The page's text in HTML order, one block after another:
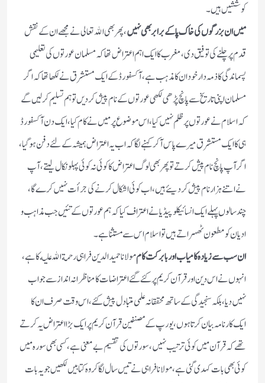
كوششيں ہيں۔
ميں ان بزرگوں كى خاك پا كے برابر بهى نہيں، پهر بهى الله تعالى نے مجهے ان كے نقش
قدم پر چلنے كى توفیق دى، مغرب كا ايك اہم اعتراض تها كہ مسلمان عورتوں كى تعلیمی
پسماندگى كا ذمہ دار خود ان كا مذہب ہے، آكسفورڈ كے ايك مستشرق نے لكها تها كہ اگر
مسلمان اپنى تاريخ سے پانچ پڑهى لکھی عورتوں كے نام پيش كر ديں تو ہم تسليم كرليں گے
كہ اسلام نے عورتوں پر ظلم نہيں كيا، اس موضوع پر ميں نے كام كيا، ايك دن آكسفورڈ
ہى كا ايك مستشرق ميرے پاس آكر كہنے لگا كہ اب يہ اعتراض ہميشہ كے لئے دفن ہوگيا،
اگر آپ پانچ نام پیش كرتے تو پهر بهى لوگ اعتراض كا كوئى نہ كوئى پہلو نكال ليتے، آپ
نے اتنے ہزار نام پيش كرديئے ہيں، اب كوئى اشكال كرنے كى جرأت نہيں كرے گا،
چند سالوں پہلے ايك انسائيكلوپيڈيا نے اعتراف كيا كہ ہم عورتوں كے تئيں جب مذاہب و
اديان كو مطعون ٹهہراتے ہيں تو اسلام اس سے مستثنا ہے۔
ان سب سے زياده كامياب اور بابركت كاممولانا حميد الدين فراہى رحمة الله عليه كا ہے،
انہوں نے اس دين اور قرآن كريم پر كئے گئے اعتراضات كا مناظرانہ انداز سے جواب
نہيں ديا، بلكہ سنجيدگى كے ساتھ محققانہ علمى متبادل پيش كئے، اس وقت صرف ان كا
ايك كارنامہ بيان كرتا ہوں، يورپ كے مصنفين قرآن كريم پر ايك بڑا اعتراض يہ كرتے
تهے كہ قرآن ميں كوئى ترتيب نہيں، سورتوں كى تقسيم بے معنى ہے، كسى بهى سوره ميں
كوئى بهى بات كہدى گئى ہے، مولانا فراہى نے تيس سال لگا كر وه كتابيں لکھیں جو يہ بات